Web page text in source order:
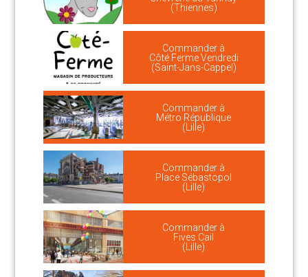
(Thiennes)
Commander à
Côté Ferme Vendredi
(Saint-Jans-Cappel)
Commander à
Métro République
(Lille)
Commander à
Place Sébastopol
(Lille)
Commander à
Fives Cail
(Lille)